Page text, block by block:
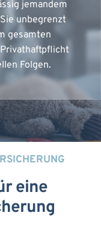
jemandem
unbegrenzt
gesamten
Folgen.
eine